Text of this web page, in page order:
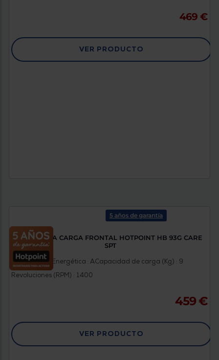
469 €
VER PRODUCTO
5 años de garantía
LAVADORA CARGA FRONTAL HOTPOINT HB 93G CARE
SPT
Clasificación Energética : ACapacidad de carga (Kg) : 9
Revoluciones (RPM) : 1400
459 €
VER PRODUCTO